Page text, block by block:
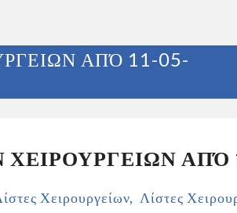
ΑΠΌ 11-05-
ΑΠΌ
Χειρουργείων Λίστες